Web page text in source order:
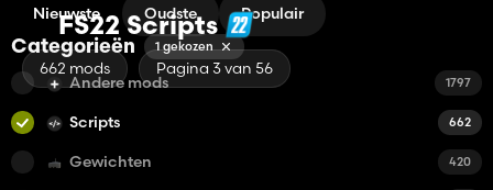
FS22 Scripts
662 mods Pagina 3 van 56
Nieuwste Oudste Populair
Categorieën 1 gekozen
Andere mods 1797
Scripts 662
Gewichten 420